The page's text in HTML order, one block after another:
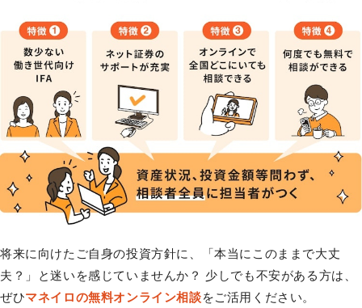
将来に向けたご自身の投資方針に、「本当にこのままで大丈
夫？」と迷いを感じていませんか？ 少しでも不安がある方は、
ぜひマネイロの無料オンライン相談をご活用ください。